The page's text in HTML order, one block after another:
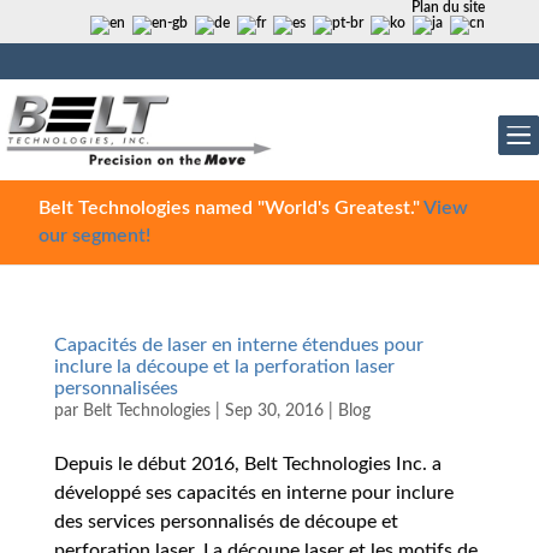
Plan du site
Belt Technologies named "World's Greatest."View
our segment!
Capacités de laser en interne étendues pour
inclure la découpe et la perforation laser
personnalisées
par Belt Technologies| Sep 30, 2016| Blog
Depuis le début 2016, Belt Technologies Inc. a
développé ses capacités en interne pour inclure
des services personnalisés de découpe et